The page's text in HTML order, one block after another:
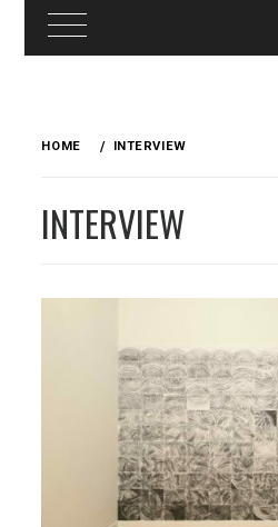
HOME INTERVIEW
INTERVIEW